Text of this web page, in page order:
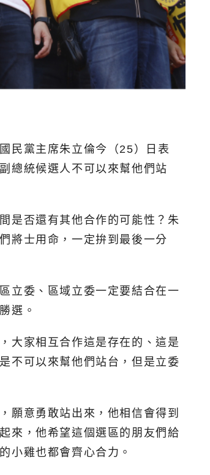
民黨主席朱立倫今（25）日表
總統候選人不可以來幫他們站
是否還有其他合作的可能性？朱
將士用命，一定拚到最後一分
立委、區域立委一定要結合在一
選。
大家相互合作這是存在的、這是
不可以來幫他們站台，但是立委
願意勇敢站出來，他相信會得到
來，他希望這個選區的朋友們給
小雞也都會齊心合力。